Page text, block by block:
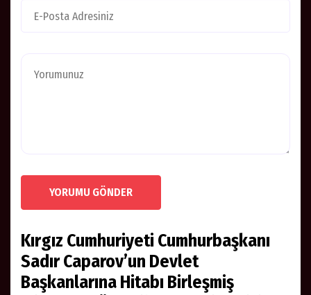
YORUMU GÖNDER
Kırgız Cumhuriyeti Cumhurbaşkanı
Sadır Caparov’un Devlet
Başkanlarına Hitabı Birleşmiş